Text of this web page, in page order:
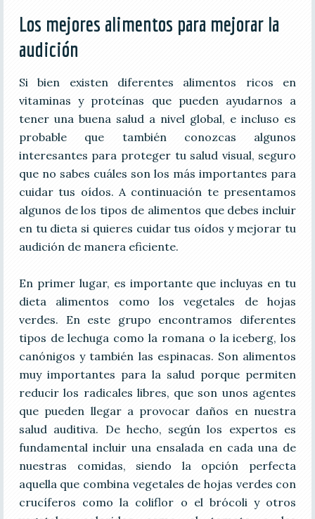
Los mejores alimentos para mejorar la
audición
Si bien existen diferentes alimentos ricos en
vitaminas y proteínas que pueden ayudarnos a
tener una buena salud a nivel global, e incluso es
probable que también conozcas algunos
interesantes para proteger tu salud visual, seguro
que no sabes cuáles son los más importantes para
cuidar tus oídos. A continuación te presentamos
algunos de los tipos de alimentos que debes incluir
en tu dieta si quieres cuidar tus oídos y mejorar tu
audición de manera eficiente.
En primer lugar, es importante que incluyas en tu
dieta alimentos como los vegetales de hojas
verdes. En este grupo encontramos diferentes
tipos de lechuga como la romana o la iceberg, los
canónigos y también las espinacas. Son alimentos
muy importantes para la salud porque permiten
reducir los radicales libres, que son unos agentes
que pueden llegar a provocar daños en nuestra
salud auditiva. De hecho, según los expertos es
fundamental incluir una ensalada en cada una de
nuestras comidas, siendo la opción perfecta
aquella que combina vegetales de hojas verdes con
crucíferos como la coliflor o el brócoli y otros